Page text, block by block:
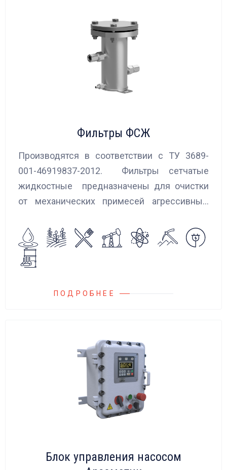
Фильтры ФСЖ
Производятся в соответствии с ТУ 3689-
001-46919837-2012. Фильтры сетчатые
жидкостные предназначены для очистки
от механических примесей агрессивных,
и суспензий. Фильтры устанавливаются
на всасывающих линиях дозировочных
насосных агрегатов и установок.
ПОДРОБНЕЕ
Блок управления насосом